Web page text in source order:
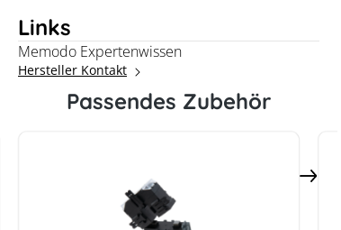
Links
Memodo Expertenwissen
Hersteller Kontakt
Passendes Zubehör